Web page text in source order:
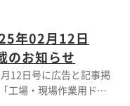
年02月12日
お知らせ
12日号に広告と記事掲